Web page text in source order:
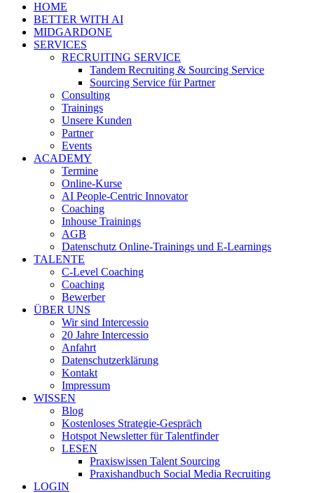
HOME
BETTER WITH AI
MIDGARDONE
SERVICES
RECRUITING SERVICE
Tandem Recruiting & Sourcing Service
Sourcing Service für Partner
Consulting
Trainings
Unsere Kunden
Partner
Events
ACADEMY
Termine
Online-Kurse
AI People-Centric Innovator
Coaching
Inhouse Trainings
AGB
Datenschutz Online-Trainings und E-Learnings
TALENTE
C-Level Coaching
Coaching
Bewerber
ÜBER UNS
Wir sind Intercessio
20 Jahre Intercessio
Anfahrt
Datenschutzerklärung
Kontakt
Impressum
WISSEN
Blog
Kostenloses Strategie-Gespräch
Hotspot Newsletter für Talentfinder
LESEN
Praxiswissen Talent Sourcing
Praxishandbuch Social Media Recruiting
LOGIN